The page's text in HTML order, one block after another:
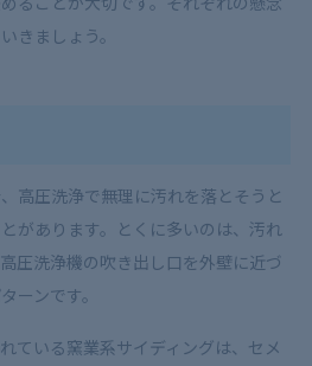
きましょう。
高圧洗浄で無理に汚れを落とそうと
があります。とくに多いのは、汚れ
圧洗浄機の吹き出し口を外壁に近づ
ーンです。
ている窯業系サイディングは、セメ